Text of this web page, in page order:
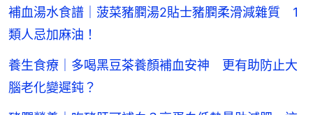
補血湯水食譜｜菠菜豬膶湯2貼士豬膶柔滑減雜質 1
類人忌加麻油！
養生食療｜多喝黑豆茶養顏補血安神 更有助防止大
腦老化變遲鈍？